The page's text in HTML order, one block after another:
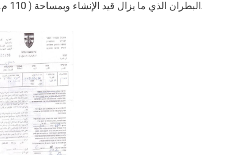
البطران الذي ما يزال قيد الإنشاء وبمساحة ( 110 م2 ).